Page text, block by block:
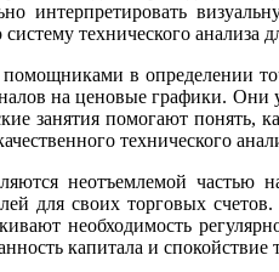
интерпретировать
технического
в определении
на ценовые графики. Они
занятия помогают
технического
неотъемлемой
для своих торговых
необходимость
капитала и